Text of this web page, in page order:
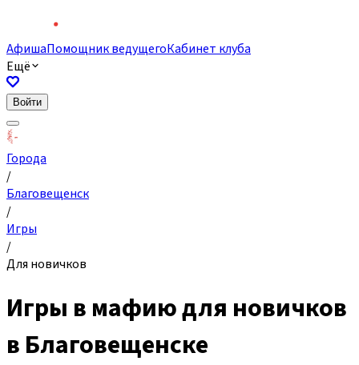
АфишаПомощник ведущегоКабинет клуба
Ещё
Войти
Города
/
Благовещенск
/
Игры
/
Для новичков
Игры в мафию для новичков
в Благовещенске